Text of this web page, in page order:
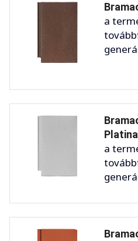
a
Platina
a